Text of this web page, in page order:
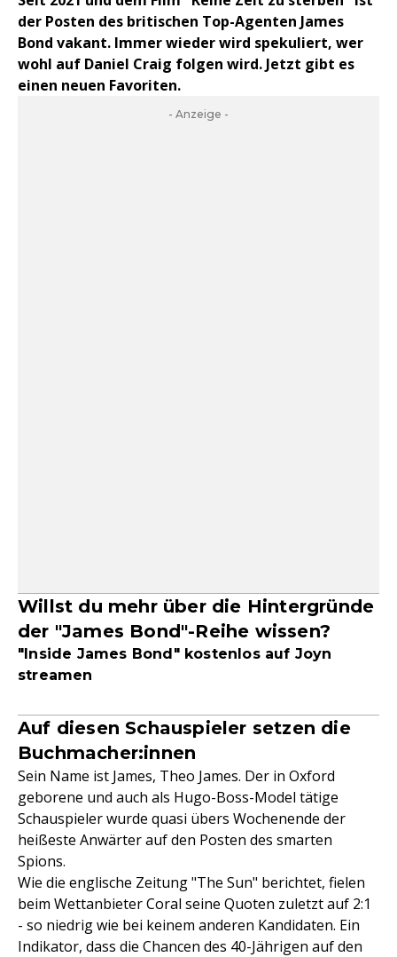
der Posten des britischen Top-Agenten James
Bond vakant. Immer wieder wird spekuliert, wer
wohl auf Daniel Craig folgen wird. Jetzt gibt es
einen neuen Favoriten.
- Anzeige -
Willst du mehr über die Hintergründe
der "James Bond"-Reihe wissen?
"Inside James Bond" kostenlos auf Joyn
streamen
Auf diesen Schauspieler setzen die
Buchmacher:innen
Sein Name ist James, Theo James. Der in Oxford
geborene und auch als Hugo-Boss-Model tätige
Schauspieler wurde quasi übers Wochenende der
heißeste Anwärter auf den Posten des smarten
Spions.
Wie die englische Zeitung "The Sun" berichtet, fielen
beim Wettanbieter Coral seine Quoten zuletzt auf 2:1
- so niedrig wie bei keinem anderen Kandidaten. Ein
Indikator, dass die Chancen des 40-Jährigen auf den